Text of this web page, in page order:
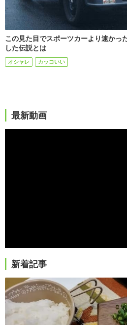
この見た目でスポーツカーより速かっ
した伝説とは
オシャレ カッコいい
最新動画
新着記事